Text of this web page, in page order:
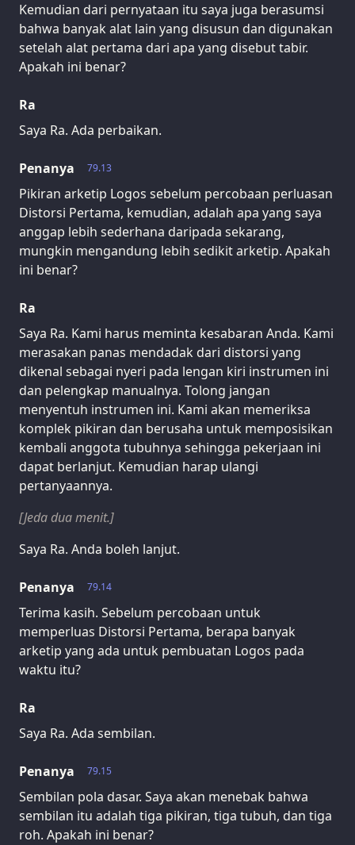
Kemudian dari pernyataan itu saya juga berasumsi
bahwa banyak alat lain yang disusun dan digunakan
setelah alat pertama dari apa yang disebut tabir.
Apakah ini benar?
Ra
Saya Ra. Ada perbaikan.
79.13
Penanya
Pikiran arketip Logos sebelum percobaan perluasan
Distorsi Pertama, kemudian, adalah apa yang saya
anggap lebih sederhana daripada sekarang,
mungkin mengandung lebih sedikit arketip. Apakah
ini benar?
Ra
Saya Ra. Kami harus meminta kesabaran Anda. Kami
merasakan panas mendadak dari distorsi yang
dikenal sebagai nyeri pada lengan kiri instrumen ini
dan pelengkap manualnya. Tolong jangan
menyentuh instrumen ini. Kami akan memeriksa
komplek pikiran dan berusaha untuk memposisikan
kembali anggota tubuhnya sehingga pekerjaan ini
dapat berlanjut. Kemudian harap ulangi
pertanyaannya.
[Jeda dua menit.]
Saya Ra. Anda boleh lanjut.
79.14
Penanya
Terima kasih. Sebelum percobaan untuk
memperluas Distorsi Pertama, berapa banyak
arketip yang ada untuk pembuatan Logos pada
waktu itu?
Ra
Saya Ra. Ada sembilan.
79.15
Penanya
Sembilan pola dasar. Saya akan menebak bahwa
sembilan itu adalah tiga pikiran, tiga tubuh, dan tiga
roh. Apakah ini benar?